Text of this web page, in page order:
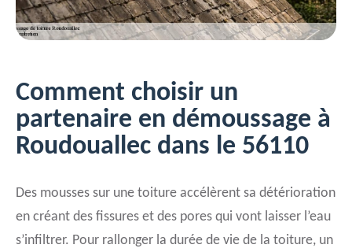
Comment choisir un
partenaire en démoussage à
Roudouallec dans le 56110
Des mousses sur une toiture accélèrent sa détérioration
en créant des fissures et des pores qui vont laisser l’eau
s’infiltrer. Pour rallonger la durée de vie de la toiture, un